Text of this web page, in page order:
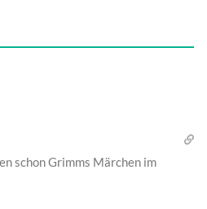
schon Grimms Märchen im